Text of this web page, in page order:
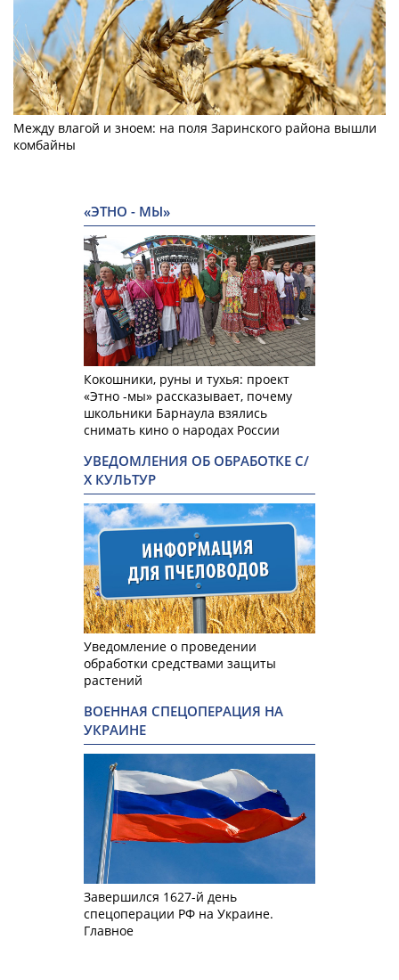
Между влагой и зноем: на поля Заринского района вышли
комбайны
«ЭТНО - МЫ»
Кокошники, руны и тухья: проект
«Этно -мы» рассказывает, почему
школьники Барнаула взялись
снимать кино о народах России
УВЕДОМЛЕНИЯ ОБ ОБРАБОТКЕ С/
Х КУЛЬТУР
Уведомление о проведении
обработки средствами защиты
растений
ВОЕННАЯ СПЕЦОПЕРАЦИЯ НА
УКРАИНЕ
Завершился 1627-й день
спецоперации РФ на Украине.
Главное